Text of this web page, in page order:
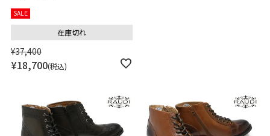
SALE
¥37,400
¥18,700 税込
在庫切れ